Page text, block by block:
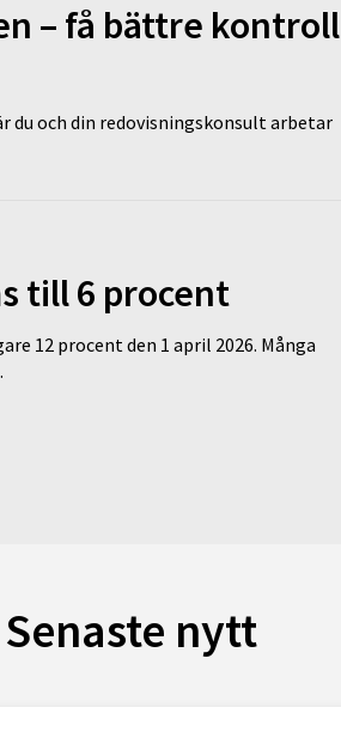
– få bättre kontroll
och din redovisningskonsult arbetar
till 6 procent
12 procent den 1 april 2026. Många
Senaste nytt